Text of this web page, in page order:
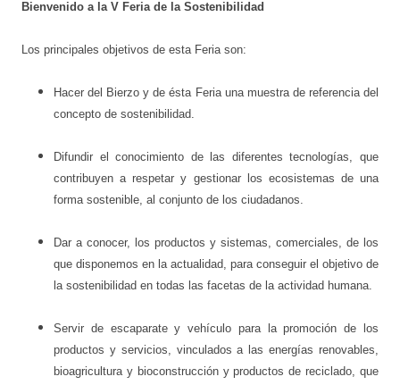
Bienvenido a la V Feria de la Sostenibilidad
Los principales objetivos de esta Feria son:
Hacer del Bierzo y de ésta Feria una muestra de referencia del
concepto de sostenibilidad.
Difundir el conocimiento de las diferentes tecnologías, que
contribuyen a respetar y gestionar los ecosistemas de una
forma sostenible, al conjunto de los ciudadanos.
Dar a conocer, los productos y sistemas, comerciales, de los
que disponemos en la actualidad, para conseguir el objetivo de
la sostenibilidad en todas las facetas de la actividad humana.
Servir de escaparate y vehículo para la promoción de los
productos y servicios, vinculados a las energías renovables,
bioagricultura y bioconstrucción y productos de reciclado, que